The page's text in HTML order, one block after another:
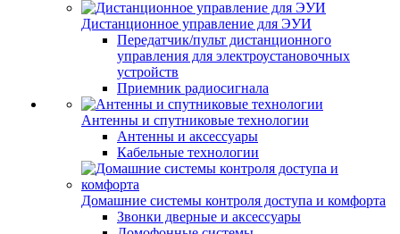
Дистанционное управление для ЭУИ
Передатчик/пульт дистанционного
управления для электроустановочных
устройств
Приемник радиосигнала
Антенны и спутниковые технологии
Антенны и аксессуары
Кабельные технологии
Домашние системы контроля доступа и комфорта
Звонки дверные и аксессуары